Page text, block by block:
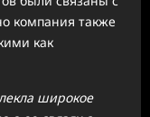
компания также
как
широкое